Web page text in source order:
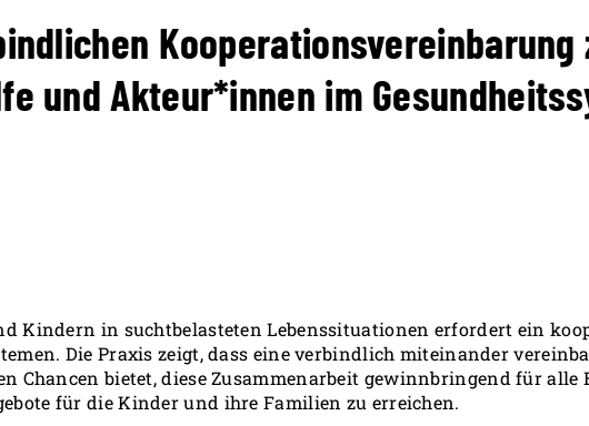
Kooperationsvereinbarung
und Akteur*innen im
Kindern in suchtbelasteten Lebenssituationen erfordert ein
Die Praxis zeigt, dass eine verbindlich miteinander
Chancen bietet, diese Zusammenarbeit gewinnbringend für alle
für die Kinder und ihre Familien zu erreichen.